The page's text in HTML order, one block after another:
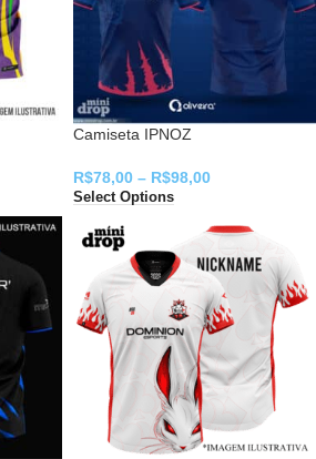
Camiseta IPNOZ
R$78,00 – R$98,00
Select Options